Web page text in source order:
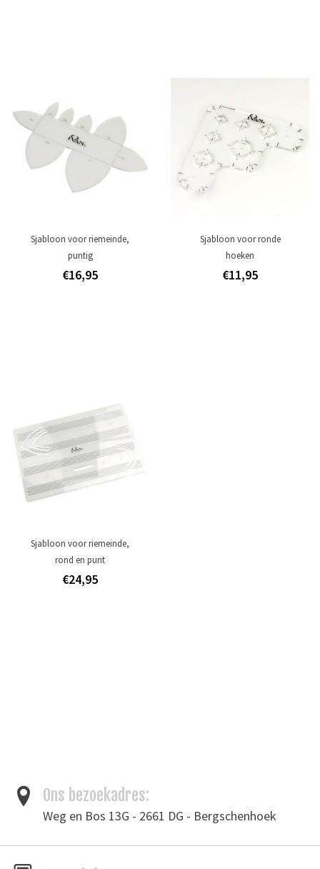
Sjabloon voor riemeinde,
puntig
€16,95
Sjabloon voor ronde
hoeken
€11,95
Sjabloon voor riemeinde,
rond en punt
€24,95
Ons bezoekadres:
Weg en Bos 13G - 2661 DG - Bergschenhoek